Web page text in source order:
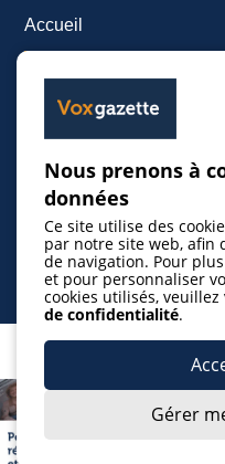
Accueil
Inscrire un événement
réservés.
Nous prenons à
données
Ce site utilise des
par notre site web, afin
de navigation. Pour
et pour personnaliser
cookies utilisés,
de confidentialité.
Gérer
Ce projet est réalisé
gouvernement du